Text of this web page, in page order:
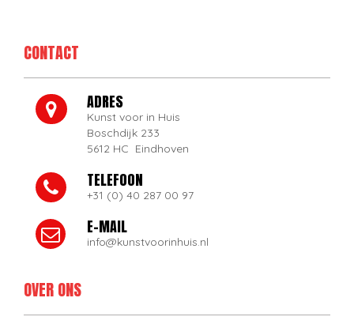
CONTACT
ADRES
Kunst voor in Huis
Boschdijk 233
5612 HC Eindhoven
TELEFOON
+31 (0) 40 287 00 97
E-MAIL
info@kunstvoorinhuis.nl
OVER ONS